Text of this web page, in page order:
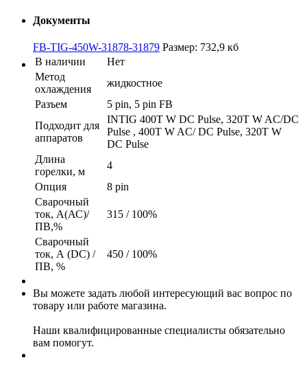
Документы
FB-TIG-450W-31878-31879 Размер: 732,9 кб
В наличии
Нет
Метод
охлаждения
жидкостное
Разъем
5 pin, 5 pin FB
Подходит для
аппаратов
INTIG 400T W DC Pulse, 320T W AC/DC
Pulse , 400T W AC/ DC Pulse, 320T W
DC Pulse
Длина
горелки, м
4
Опция
8 pin
Сварочный
ток, А(АС)/
ПВ,%
315 / 100%
Сварочный
ток, А (DC) /
ПВ, %
450 / 100%
Вы можете задать любой интересующий вас вопрос по
товару или работе магазина.
Наши квалифицированные специалисты обязательно
вам помогут.